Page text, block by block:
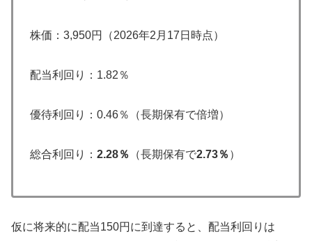
株価：3,950円（2026年2月17日時点）
配当利回り：1.82％
優待利回り：0.46％（長期保有で倍増）
総合利回り： 2.28％ （長期保有で2.73％ ）
仮に将来的に配当150円に到達すると、配当利回りは